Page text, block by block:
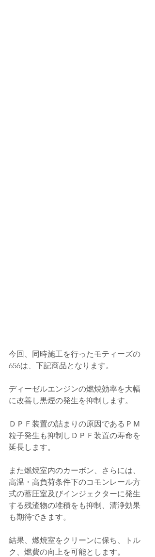
今回、同時施工を行ったモティーズの
656は、下記商品となります。
ディーゼルエンジンの燃焼効率を大幅
に改善し黒煙の発生を抑制します。
ＤＰＦ装置の詰まりの原因であるＰＭ
粒子発生も抑制しＤＰＦ装置の寿命を
延長します。
また燃焼室内のカーボン、さらには、
高温・高負荷条件下のコモンレール方
式の蓄圧室及びインジェクターに発生
する残渣物の堆積をも抑制、清浄効果
も期待できます。
結果、燃焼室をクリーンに保ち、トル
ク、燃費の向上を可能とします。